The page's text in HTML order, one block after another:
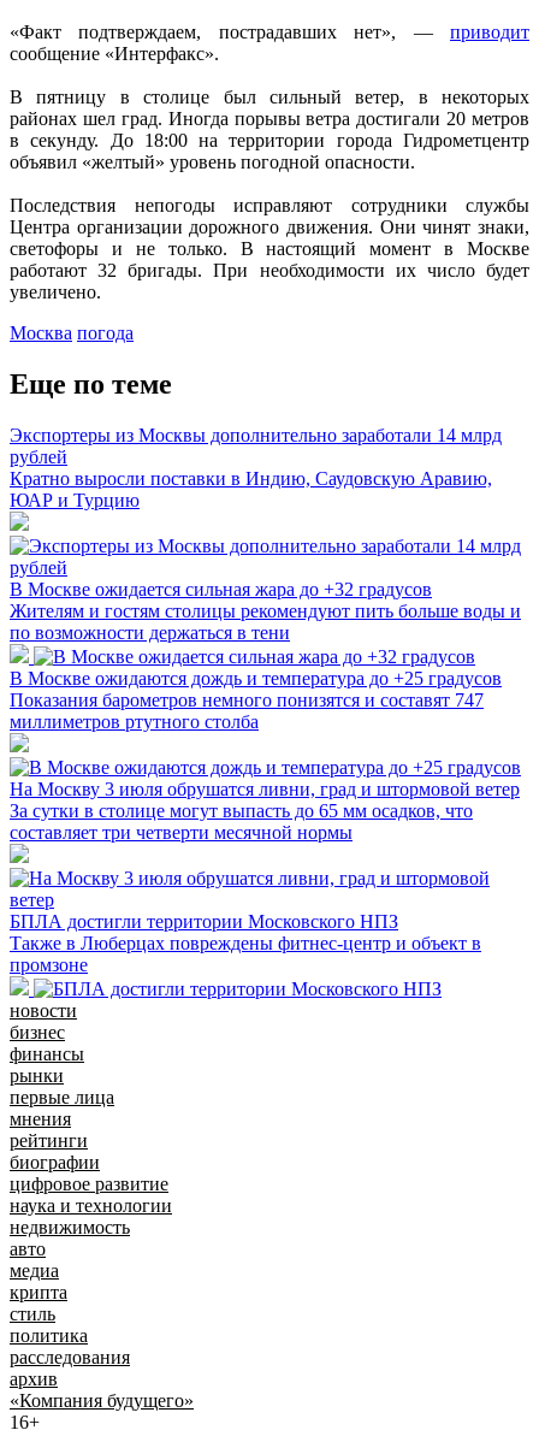
«Факт подтверждаем, пострадавших нет», — приводит
сообщение «Интерфакс».
В пятницу в столице был сильный ветер, в некоторых
районах шел град. Иногда порывы ветра достигали 20 метров
в секунду. До 18:00 на территории города Гидрометцентр
объявил «желтый» уровень погодной опасности.
Последствия непогоды исправляют сотрудники службы
Центра организации дорожного движения. Они чинят знаки,
светофоры и не только. В настоящий момент в Москве
работают 32 бригады. При необходимости их число будет
увеличено.
Москва погода
Еще по теме
Экспортеры из Москвы дополнительно заработали 14 млрд
рублей
Кратно выросли поставки в Индию, Саудовскую Аравию,
ЮАР и Турцию
В Москве ожидается сильная жара до +32 градусов
Жителям и гостям столицы рекомендуют пить больше воды и
по возможности держаться в тени
В Москве ожидаются дождь и температура до +25 градусов
Показания барометров немного понизятся и составят 747
миллиметров ртутного столба
На Москву 3 июля обрушатся ливни, град и штормовой ветер
За сутки в столице могут выпасть до 65 мм осадков, что
составляет три четверти месячной нормы
БПЛА достигли территории Московского НПЗ
Также в Люберцах повреждены фитнес-центр и объект в
промзоне
новости
бизнес
финансы
рынки
первые лица
мнения
рейтинги
биографии
цифровое развитие
наука и технологии
недвижимость
авто
медиа
крипта
стиль
политика
расследования
архив
«Компания будущего»
16+